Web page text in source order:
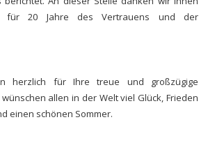
für 20 Jahre des Vertrauens und der
herzlich für Ihre treue und großzügige
allen in der Welt viel Glück, Frieden
einen schönen Sommer.